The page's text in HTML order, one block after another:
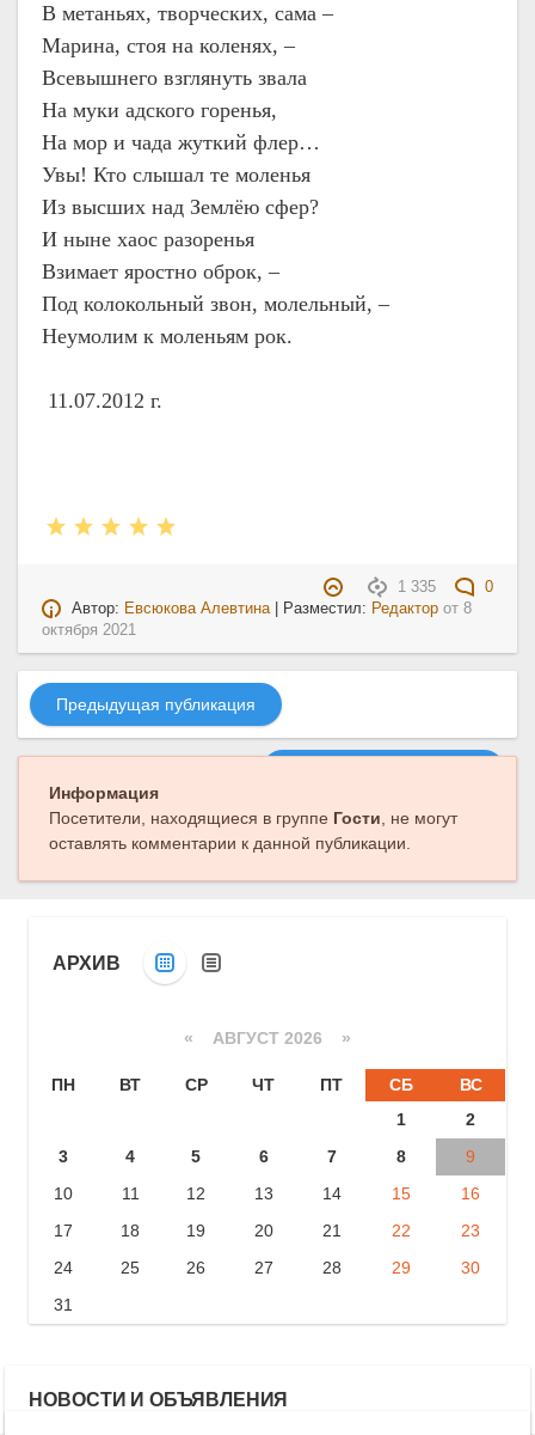
В метаньях, творческих, сама –
Марина, стоя на коленях, –
Всевышнего взглянуть звала
На муки адского горенья,
На мор и чада жуткий флер…
Увы! Кто слышал те моленья
Из высших над Землёю сфер?
И ныне хаос разоренья
Взимает яростно оброк, –
Под колокольный звон, молельный, –
Неумолим к моленьям рок.
11.07.2012 г.
1 335
0
Автор: Евсюкова Алевтина| Разместил: Редактор от8
октября 2021
Предыдущая публикация
Информация
Посетители, находящиеся в группе Гости, не могут
оставлять комментарии к данной публикации.
АРХИВ
« АВГУСТ 2026 »
ПН ВТ СР ЧТ ПТ СБ
ВС
1
2
3
4 5 6 7 8
9
10
11 12 13 14 15
16
17
18 19 20 21 22
23
24
25 26 27 28 29
30
31
НОВОСТИ И ОБЪЯВЛЕНИЯ